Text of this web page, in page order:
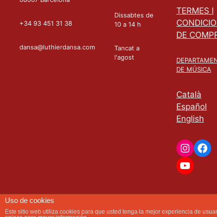
+34 93 451 31 38
dansa@luthierdansa.com
Dissabtes de
10 a 14 h
Tancat a
l'agost
TERMES I
DE
DE MÚSICA
Català
Español
English
Uso de cookies
Este sitio web utiliza cookies para que usted tenga la mejor experiencia de